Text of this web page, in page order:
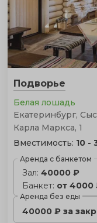
Подворье
Белая лошадь
Екатеринбург,
Карла Маркса, 1
Вместимость: 10 -
Аренда с банкетом
Зал: 40000 ₽
Банкет: от 4000
Аренда без еды
40000 ₽ за